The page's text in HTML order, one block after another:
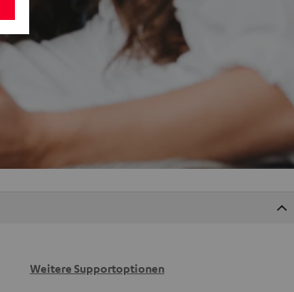
Weitere Supportoptionen